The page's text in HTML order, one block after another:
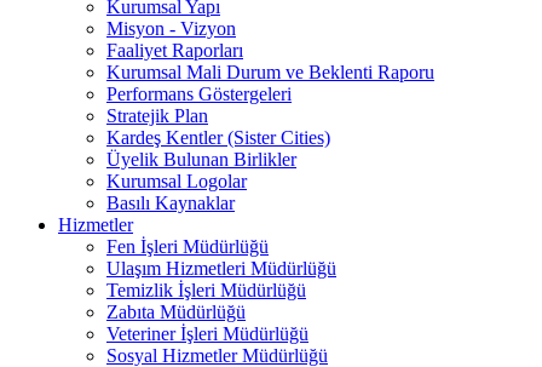
Kurumsal Yapı
Misyon - Vizyon
Faaliyet Raporları
Kurumsal Mali Durum ve Beklenti Raporu
Performans Göstergeleri
Stratejik Plan
Kardeş Kentler (Sister Cities)
Üyelik Bulunan Birlikler
Kurumsal Logolar
Basılı Kaynaklar
Hizmetler
Fen İşleri Müdürlüğü
Ulaşım Hizmetleri Müdürlüğü
Temizlik İşleri Müdürlüğü
Zabıta Müdürlüğü
Veteriner İşleri Müdürlüğü
Sosyal Hizmetler Müdürlüğü